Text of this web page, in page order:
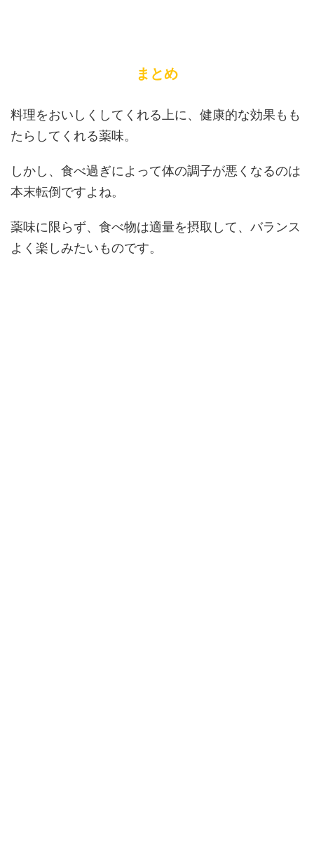
まとめ
料理をおいしくしてくれる上に、健康的な効果もも
たらしてくれる薬味。
しかし、食べ過ぎによって体の調子が悪くなるのは
本末転倒ですよね。
薬味に限らず、食べ物は適量を摂取して、バランス
よく楽しみたいものです。